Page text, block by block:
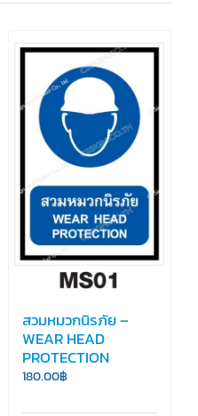
สวมหมวกนิรภัย –
WEAR HEAD
PROTECTION
180.00฿